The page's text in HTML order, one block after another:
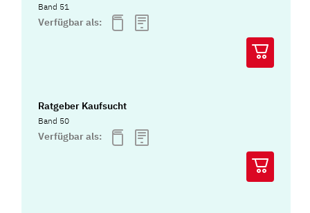
Band 51
Verfügbar als:
Ratgeber Kaufsucht
Band 50
Verfügbar als: